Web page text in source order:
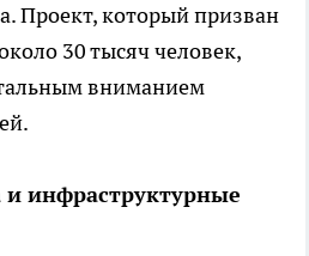
Проект, который призван
30 тысяч человек,
вниманием
и инфраструктурные